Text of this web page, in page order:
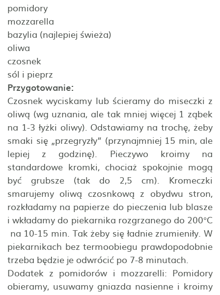
pomidory
mozzarella
bazylia (najlepiej świeża)
oliwa
czosnek
sól i pieprz
Przygotowanie:
Czosnek wyciskamy lub ścieramy do miseczki z
oliwą (wg uznania, ale tak mniej więcej 1 ząbek
na 1-3 łyżki oliwy). Odstawiamy na trochę, żeby
smaki się „przegryzły” (przynajmniej 15 min, ale
lepiej z godzinę). Pieczywo kroimy na
standardowe kromki, chociaż spokojnie mogą
być grubsze (tak do 2,5 cm). Kromeczki
smarujemy oliwą czosnkową z obydwu stron,
rozkładamy na papierze do pieczenia lub blasze
i wkładamy do piekarnika rozgrzanego do 200°C
na 10-15 min. Tak żeby się ładnie zrumieniły. W
piekarnikach bez termoobiegu prawdopodobnie
trzeba będzie je odwrócić po 7-8 minutach.
Dodatek z pomidorów i mozzarelli: Pomidory
obieramy, usuwamy gniazda nasienne i kroimy